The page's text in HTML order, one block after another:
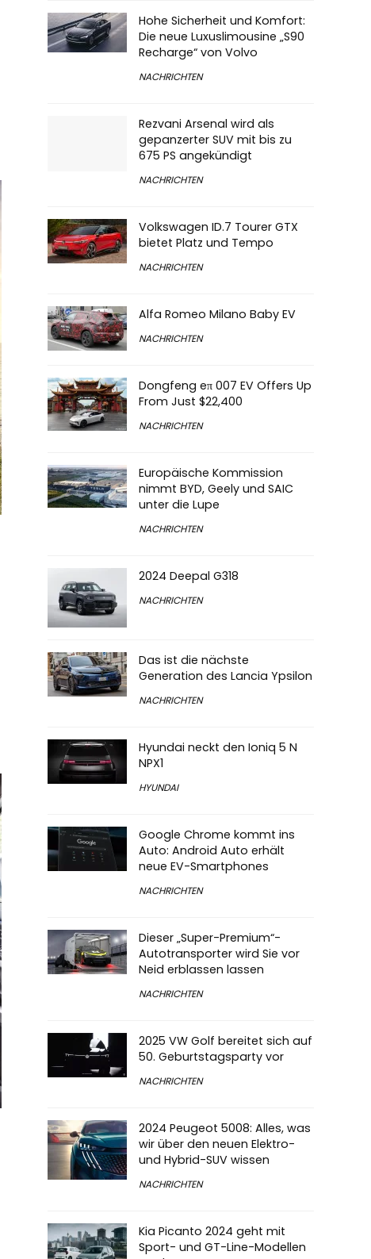
Hohe Sicherheit und Komfort:
Die neue Luxuslimousine „S90
Recharge“ von Volvo
NACHRICHTEN
Rezvani Arsenal wird als
gepanzerter SUV mit bis zu
675 PS angekündigt
NACHRICHTEN
Volkswagen ID.7 Tourer GTX
bietet Platz und Tempo
NACHRICHTEN
Alfa Romeo Milano Baby EV
NACHRICHTEN
Dongfeng eπ 007 EV Offers Up
From Just $22,400
NACHRICHTEN
Europäische Kommission
nimmt BYD, Geely und SAIC
unter die Lupe
NACHRICHTEN
2024 Deepal G318
NACHRICHTEN
Das ist die nächste
Generation des Lancia Ypsilon
NACHRICHTEN
Hyundai neckt den Ioniq 5 N
NPX1
HYUNDAI
Google Chrome kommt ins
Auto: Android Auto erhält
neue EV-Smartphones
NACHRICHTEN
Dieser „Super-Premium“-
Autotransporter wird Sie vor
Neid erblassen lassen
NACHRICHTEN
2025 VW Golf bereitet sich auf
50. Geburtstagsparty vor
NACHRICHTEN
2024 Peugeot 5008: Alles, was
wir über den neuen Elektro-
und Hybrid-SUV wissen
NACHRICHTEN
Kia Picanto 2024 geht mit
Sport- und GT-Line-Modellen